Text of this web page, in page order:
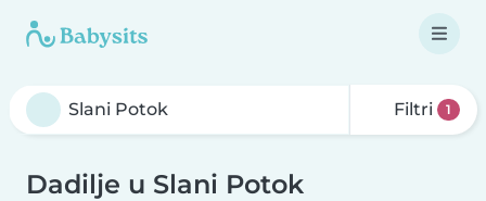
Filtri 1
Dadilje u Slani Potok